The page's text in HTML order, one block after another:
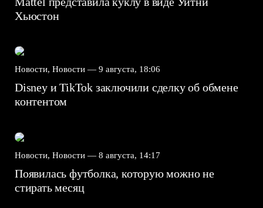
Хьюстон
Новости, Новости — 9 августа, 18:06
Disney и TikTok заключили сделку об обмене
контентом
Новости, Новости — 8 августа, 14:17
Появилась футболка, которую можно не
стирать месяц